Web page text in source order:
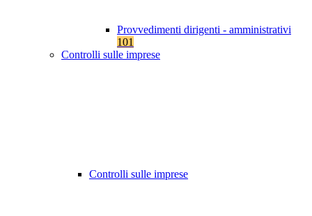
Provvedimenti dirigenti - amministrativi
101
Controlli sulle imprese
Controlli sulle imprese